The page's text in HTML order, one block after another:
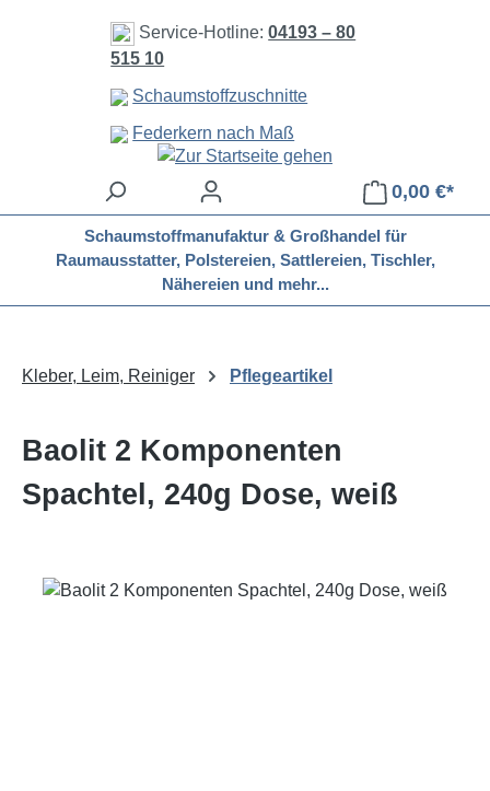
Zum Hauptinhalt springen
Service-Hotline:04193 – 80
515 10
Schaumstoffzuschnitte
Federkern nach Maß
0,00 €*
Schaumstoffmanufaktur & Großhandel für
Raumausstatter, Polstereien, Sattlereien, Tischler,
Nähereien und mehr...
Kleber, Leim, Reiniger Pflegeartikel
Baolit 2 Komponenten
Spachtel, 240g Dose, weiß
Bildergalerie überspringen